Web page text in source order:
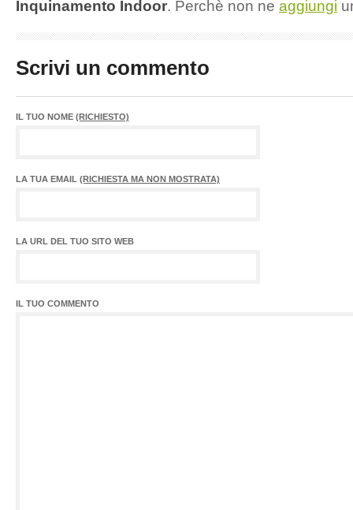
Inquinamento Indoor. Perchè non ne aggiungi
Scrivi un commento
IL TUO NOME (RICHIESTO)
LA TUA EMAIL (RICHIESTA MA NON MOSTRATA)
LA URL DEL TUO SITO WEB
IL TUO COMMENTO